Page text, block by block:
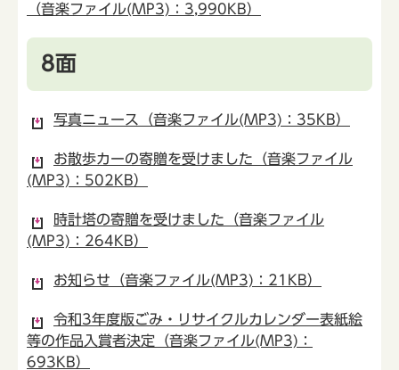
（音楽ファイル(MP3)：3,990KB）
8面
写真ニュース（音楽ファイル(MP3)：35KB）
お散歩カーの寄贈を受けました（音楽ファイル
(MP3)：502KB）
時計塔の寄贈を受けました（音楽ファイル
(MP3)：264KB）
お知らせ（音楽ファイル(MP3)：21KB）
令和3年度版ごみ・リサイクルカレンダー表紙絵
等の作品入賞者決定（音楽ファイル(MP3)：
693KB）